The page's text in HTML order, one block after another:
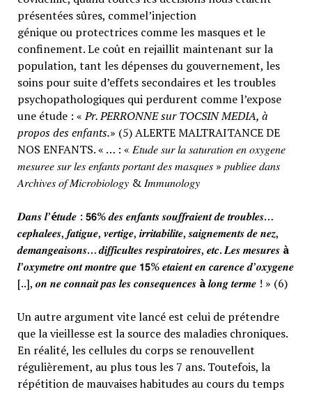
présentées sûres, commel’injection
génique ou protectrices comme les masques et le
confinement. Le coût en rejaillit maintenant sur la
population, tant les dépenses du gouvernement, les
soins pour suite d’effets secondaires et les troubles
psychopathologiques qui perdurent comme l’expose
une étude : «Pr. PERRONNE sur TOCSIN MEDIA, à
propos des enfants.» (5) ALERTE MALTRAITANCE DE
NOS ENFANTS. « … : « 𝐸𝑡𝑢𝑑𝑒 𝑠𝑢𝑟 𝑙𝑎 𝑠𝑎𝑡𝑢𝑟𝑎𝑡𝑖𝑜𝑛 𝑒𝑛 𝑜𝑥𝑦𝑔𝑒𝑛𝑒
𝑚𝑒𝑠𝑢𝑟𝑒𝑒 𝑠𝑢𝑟 𝑙𝑒𝑠 𝑒𝑛𝑓𝑎𝑛𝑡𝑠 𝑝𝑜𝑟𝑡𝑎𝑛𝑡 𝑑𝑒𝑠 𝑚𝑎𝑠𝑞𝑢𝑒𝑠 » 𝑝𝑢𝑏𝑙𝑖𝑒𝑒 𝑑𝑎𝑛𝑠
𝐴𝑟𝑐ℎ𝑖𝑣𝑒𝑠 𝑜𝑓 𝑀𝑖𝑐𝑟𝑜𝑏𝑖𝑜𝑙𝑜𝑔𝑦 & 𝐼𝑚𝑚𝑢𝑛𝑜𝑙𝑜𝑔𝑦
𝑫𝒂𝒏𝒔 𝒍’é𝒕𝒖𝒅𝒆 : 𝟱𝟲% 𝒅𝒆𝒔 𝒆𝒏𝒇𝒂𝒏𝒕𝒔 𝒔𝒐𝒖𝒇𝒇𝒓𝒂𝒊𝒆𝒏𝒕 𝒅𝒆 𝒕𝒓𝒐𝒖𝒃𝒍𝒆𝒔…
𝒄𝒆𝒑𝒉𝒂𝒍𝒆𝒆𝒔, 𝒇𝒂𝒕𝒊𝒈𝒖𝒆, 𝒗𝒆𝒓𝒕𝒊𝒈𝒆, 𝒊𝒓𝒓𝒊𝒕𝒂𝒃𝒊𝒍𝒊𝒕𝒆, 𝒔𝒂𝒊𝒈𝒏𝒆𝒎𝒆𝒏𝒕𝒔 𝒅𝒆 𝒏𝒆𝒛,
𝒅𝒆𝒎𝒂𝒏𝒈𝒆𝒂𝒊𝒔𝒐𝒏𝒔… 𝒅𝒊𝒇𝒇𝒊𝒄𝒖𝒍𝒕𝒆𝒔 𝒓𝒆𝒔𝒑𝒊𝒓𝒂𝒕𝒐𝒊𝒓𝒆𝒔, 𝒆𝒕𝒄. 𝑳𝒆𝒔 𝒎𝒆𝒔𝒖𝒓𝒆𝒔 à
𝒍’𝒐𝒙𝒚𝒎𝒆𝒕𝒓𝒆 𝒐𝒏𝒕 𝒎𝒐𝒏𝒕𝒓𝒆 𝒒𝒖𝒆 𝟭𝟱% 𝒆𝒕𝒂𝒊𝒆𝒏𝒕 𝒆𝒏 𝒄𝒂𝒓𝒆𝒏𝒄𝒆 𝒅’𝒐𝒙𝒚𝒈𝒆𝒏𝒆
[..], 𝒐𝒏 𝒏𝒆 𝒄𝒐𝒏𝒏𝒂𝒊𝒕 𝒑𝒂𝒔 𝒍𝒆𝒔 𝒄𝒐𝒏𝒔𝒆𝒒𝒖𝒆𝒏𝒄𝒆𝒔 à𝒍𝒐𝒏𝒈 𝒕𝒆𝒓𝒎𝒆 ! » (6)
Un autre argument vite lancé est celui de prétendre
que la vieillesse est la source des maladies chroniques.
En réalité, les cellules du corps se renouvellent
régulièrement, au plus tous les 7 ans. Toutefois, la
répétition de mauvaises habitudes au cours du temps